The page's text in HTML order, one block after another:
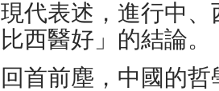
現代表述，進行中
比西醫好」的結論。
回首前塵，中國的